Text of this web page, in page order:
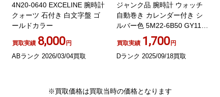
4N20-0640 EXCELINE 腕時計
クォーツ 石付き 白文字盤 ゴ
ールドカラー
買取実績 8,000円
ABランク 2026/03/04買取
ジャンク品 腕時計 ウォッチ
自動巻き カレンダー付き シ
ルバー色 5M22-6B50 GY11
買取実績 1,700円
Dランク 2025/09/18買取
※買取価格は買取当時の価格となります